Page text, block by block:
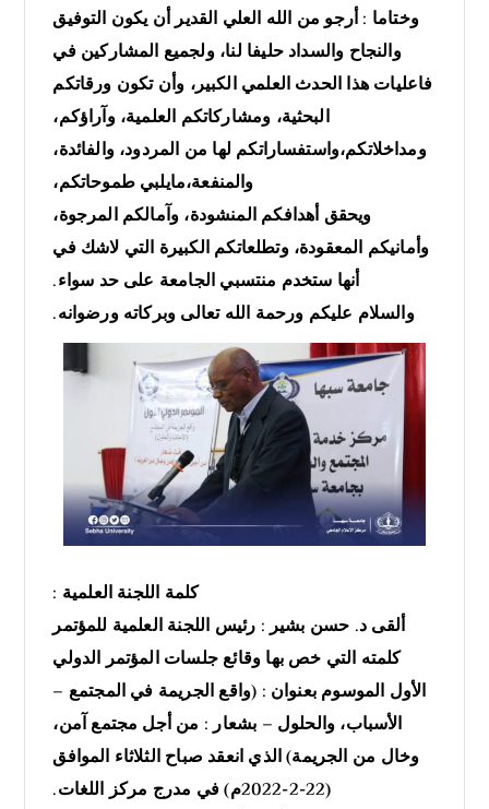
وختاما : أرجو من الله العلي القدير أن يكون التوفيق
والنجاح والسداد حليفا لنا، ولجميع المشاركين في
فاعليات هذا الحدث العلمي الكبير، وأن تكون ورقاتكم
البحثية، ومشاركاتكم العلمية، وآراؤكم،
ومداخلاتكم،واستفساراتكم لها من المردود، والفائدة،
والمنفعة،مايلبي طموحاتكم،
ويحقق أهدافكم المنشودة، وآمالكم المرجوة،
وأمانيكم المعقودة، وتطلعاتكم الكبيرة التي لاشك في
أنها ستخدم منتسبي الجامعة على حد سواء.
والسلام عليكم ورحمة الله تعالى وبركاته ورضوانه.
كلمة اللجنة العلمية :
ألقى د. حسن بشير : رئيس اللجنة العلمية للمؤتمر
كلمته التي خص بها وقائع جلسات المؤتمر الدولي
الأول الموسوم بعنوان : (واقع الجريمة في المجتمع –
الأسباب، والحلول – بشعار : من أجل مجتمع آمن،
وخال من الجريمة) الذي انعقد صباح الثلاثاء الموافق
(22-2-2022م) في مدرج مركز اللغات.